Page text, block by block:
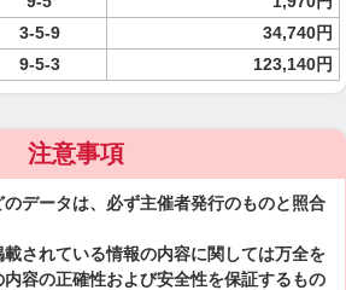
3-5-9
34,740円
9-5-3 123,140円
注意事項
データは、必ず主催者発行のものと照合
されている情報の内容に関しては万全を
容の正確性および安全性を保証するもの